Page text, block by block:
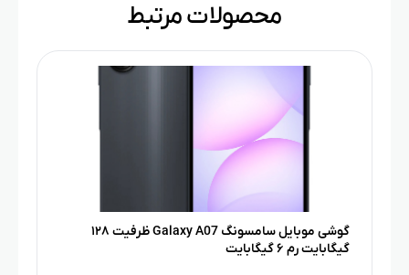
محصولات مرتبط
گوشی موبایل سامسونگ Galaxy A07 ظرفیت ۱۲۸
گیگابایت رم ۶ گیگابایت